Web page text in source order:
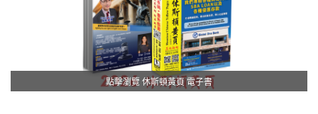
點擊瀏覽 休斯頓黃頁 電子書